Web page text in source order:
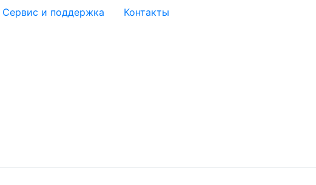
Сервис и поддержка Контакты